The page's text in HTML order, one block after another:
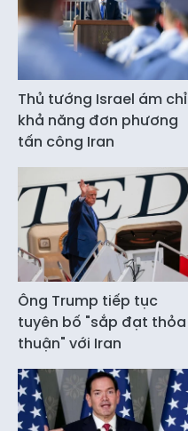
Thủ tướng Israel ám chỉ
khả năng đơn phương
tấn công Iran
Ông Trump tiếp tục
tuyên bố "sắp đạt thỏa
thuận" với Iran